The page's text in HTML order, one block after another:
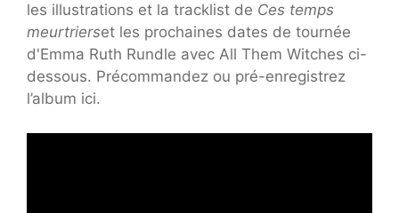
les illustrations et la tracklist de Ces temps
meurtrierset les prochaines dates de tournée
d'Emma Ruth Rundle avec All Them Witches ci-
dessous. Précommandez ou pré-enregistrez
l’album ici.